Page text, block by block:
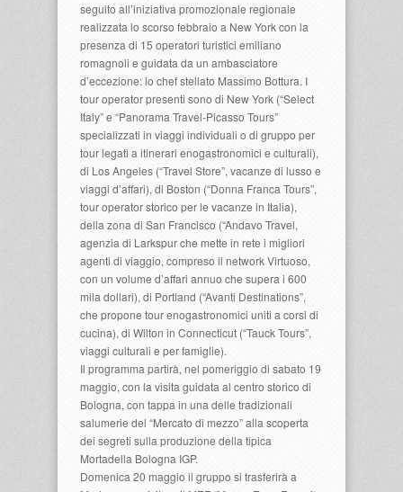
seguito all’iniziativa promozionale regionale
realizzata lo scorso febbraio a New York con la
presenza di 15 operatori turistici emiliano
romagnoli e guidata da un ambasciatore
d’eccezione: lo chef stellato Massimo Bottura. I
tour operator presenti sono di New York (“Select
Italy” e “Panorama Travel-Picasso Tours”
specializzati in viaggi individuali o di gruppo per
tour legati a itinerari enogastronomici e culturali),
di Los Angeles (“Travel Store”, vacanze di lusso e
viaggi d’affari), di Boston (“Donna Franca Tours”,
tour operator storico per le vacanze in Italia),
della zona di San Francisco (“Andavo Travel,
agenzia di Larkspur che mette in rete i migliori
agenti di viaggio, compreso il network Virtuoso,
con un volume d’affari annuo che supera i 600
mila dollari), di Portland (“Avanti Destinations”,
che propone tour enogastronomici uniti a corsi di
cucina), di Wilton in Connecticut (“Tauck Tours”,
viaggi culturali e per famiglie).
Il programma partirà, nel pomeriggio di sabato 19
maggio, con la visita guidata al centro storico di
Bologna, con tappa in una delle tradizionali
salumerie del “Mercato di mezzo” alla scoperta
dei segreti sulla produzione della tipica
Mortadella Bologna IGP.
Domenica 20 maggio il gruppo si trasferirà a